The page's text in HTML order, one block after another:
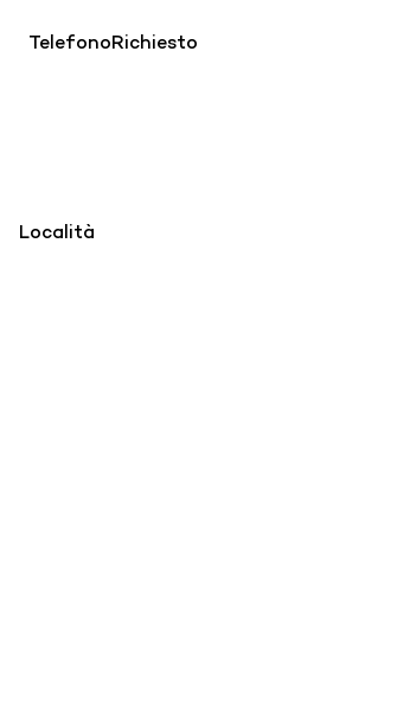
TelefonoRichiesto
Località